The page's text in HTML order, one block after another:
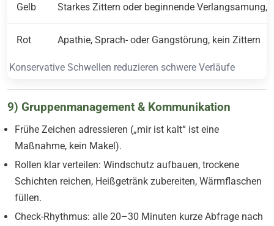
Konservative Schwellen reduzieren schwere Verläufe
Gelb Starkes Zittern oder beginnende Verlangsamung,
Rot Apathie, Sprach- oder Gangstörung, kein Zittern
9) Gruppenmanagement & Kommunikation
Frühe Zeichen adressieren („mir ist kalt“ ist eine
Maßnahme, kein Makel).
Rollen klar verteilen: Windschutz aufbauen, trockene
Schichten reichen, Heißgetränk zubereiten, Wärmflaschen
füllen.
Check-Rhythmus: alle 20–30 Minuten kurze Abfrage nach